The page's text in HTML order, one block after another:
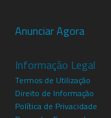
Anunciar Agora
Informação Legal
Termos de Utilização
Direito de Informação
Política de Privacidade